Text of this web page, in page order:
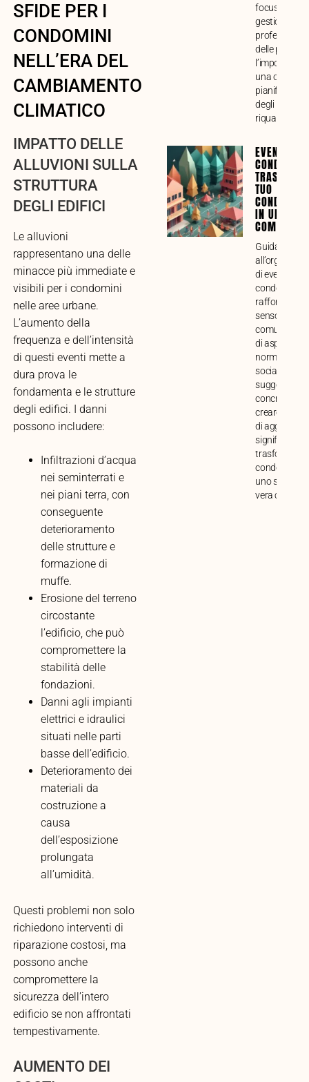
SFIDE PER I
CONDOMINI
NELL’ERA DEL
CAMBIAMENTO
CLIMATICO
IMPATTO DELLE
ALLUVIONI SULLA
STRUTTURA
DEGLI EDIFICI
Le alluvioni
rappresentano una delle
minacce più immediate e
visibili per i condomini
nelle aree urbane.
L’aumento della
frequenza e dell’intensità
di questi eventi mette a
dura prova le
fondamenta e le strutture
degli edifici. I danni
possono includere:
Infiltrazioni d’acqua
nei seminterrati e
nei piani terra, con
conseguente
deterioramento
delle strutture e
formazione di
muffe.
Erosione del terreno
circostante
l’edificio, che può
compromettere la
stabilità delle
fondazioni.
Danni agli impianti
elettrici e idraulici
situati nelle parti
basse dell’edificio.
Deterioramento dei
materiali da
costruzione a
causa
dell’esposizione
prolungata
all’umidità.
Questi problemi non solo
richiedono interventi di
riparazione costosi, ma
possono anche
compromettere la
sicurezza dell’intero
edificio se non affrontati
tempestivamente.
AUMENTO DEI
focus sulla
gestione
professionale
delle pratiche
l’importanza
una corretta
degli
EVENTI
TUO
IN UNA
COMUNITÀ
Guida
di eventi
condominiali
rafforzare il
senso di
comunità.
di aspetti
normativi e
sociali, con
suggerimenti
concreti per
creare
di
significativi e
trasformare il
condominio
uno spazio di
vera